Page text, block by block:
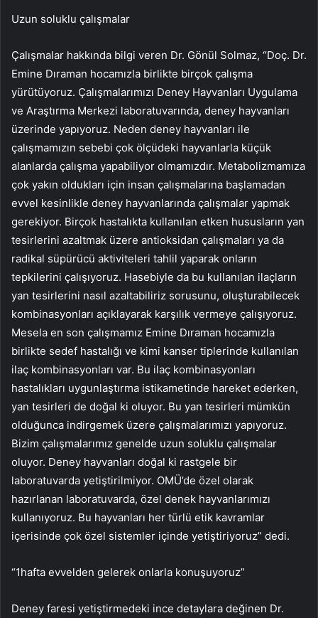
Uzun soluklu çalışmalar
Çalışmalar hakkında bilgi veren Dr. Gönül Solmaz, “Doç. Dr.
Emine Dıraman hocamızla birlikte birçok çalışma
yürütüyoruz. Çalışmalarımızı Deney Hayvanları Uygulama
ve Araştırma Merkezi laboratuvarında, deney hayvanları
üzerinde yapıyoruz. Neden deney hayvanları ile
çalışmamızın sebebi çok ölçüdeki hayvanlarla küçük
alanlarda çalışma yapabiliyor olmamızdır. Metabolizmamıza
çok yakın oldukları için insan çalışmalarına başlamadan
evvel kesinlikle deney hayvanlarında çalışmalar yapmak
gerekiyor. Birçok hastalıkta kullanılan etken hususların yan
tesirlerini azaltmak üzere antioksidan çalışmaları ya da
radikal süpürücü aktiviteleri tahlil yaparak onların
tepkilerini çalışıyoruz. Hasebiyle da bu kullanılan ilaçların
yan tesirlerini nasıl azaltabiliriz sorusunu, oluşturabilecek
kombinasyonları açıklayarak karşılık vermeye çalışıyoruz.
Mesela en son çalışmamız Emine Dıraman hocamızla
birlikte sedef hastalığı ve kimi kanser tiplerinde kullanılan
ilaç kombinasyonları var. Bu ilaç kombinasyonları
hastalıkları uygunlaştırma istikametinde hareket ederken,
yan tesirleri de doğal ki oluyor. Bu yan tesirleri mümkün
olduğunca indirgemek üzere çalışmalarımızı yapıyoruz.
Bizim çalışmalarımız genelde uzun soluklu çalışmalar
oluyor. Deney hayvanları doğal ki rastgele bir
laboratuvarda yetiştirilmiyor. OMÜ’de özel olarak
hazırlanan laboratuvarda, özel denek hayvanlarımızı
kullanıyoruz. Bu hayvanları her türlü etik kavramlar
içerisinde çok özel sistemler içinde yetiştiriyoruz” dedi.
“1hafta evvelden gelerek onlarla konuşuyoruz”
Deney faresi yetiştirmedeki ince detaylara değinen Dr.